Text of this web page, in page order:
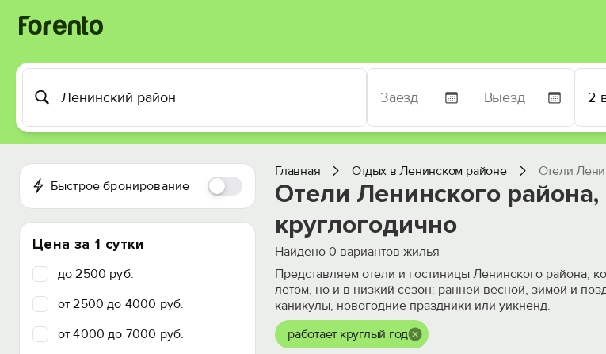
2
Быстрое бронирование
Цена за 1 сутки
до 2500 руб.
от 2500 до 4000 руб.
от 4000 до 7000 руб.
Главная Отдых в Ленинском районе Отели
Отели Ленинского
круглогодично
Найдено 0 вариантов жилья
Представляем отели и гостиницы Ленинского района,
летом, но и в низкий сезон: ранней весной, зимой и
каникулы, новогодние праздники или уикненд.
работает круглый год